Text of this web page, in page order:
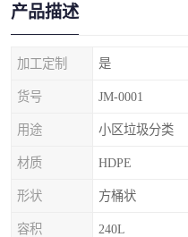
产品描述
加工定制 是
货号 JM-0001
用途 小区垃圾分类
材质 HDPE
形状 方桶状
容积 240L